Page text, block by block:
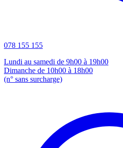
078 155 155
Lundi au samedi de 9h00 à 19h00
Dimanche de 10h00 à 18h00
(n° sans surcharge)